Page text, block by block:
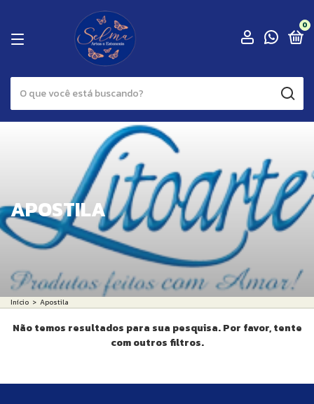
0
APOSTILA
Início > Apostila
Não temos resultados para sua pesquisa. Por favor, tente
com outros filtros.